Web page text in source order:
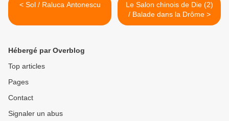
< Sol / Raluca Antonescu
Le Salon chinois de Die (2)
/ Balade dans la Drôme >
Hébergé par Overblog
Top articles
Pages
Contact
Signaler un abus